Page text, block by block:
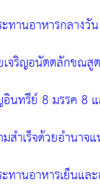
ทานอาหารกลางวัน
เจริญอนัตตลักขณสู
อินทรีย์ 8 มรรค 8
สำเร็จด้วยอำนาจ
ทานอาหารเย็นแล